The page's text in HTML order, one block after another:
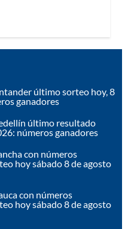
último sorteo hoy, 8
ganadores
último resultado
números ganadores
con números
hoy sábado 8 de agosto
con números
hoy sábado 8 de agosto